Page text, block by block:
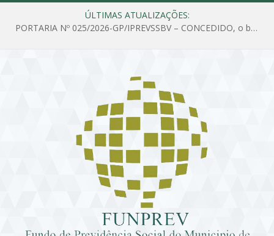
ÚLTIMAS ATUALIZAÇÕES:
PORTARIA Nº 025/2026-GP/IPREVSSBV – CONCEDIDO, o benefício de PENSÃO a MARIA ESTELA DOS SANTOS SOUZA